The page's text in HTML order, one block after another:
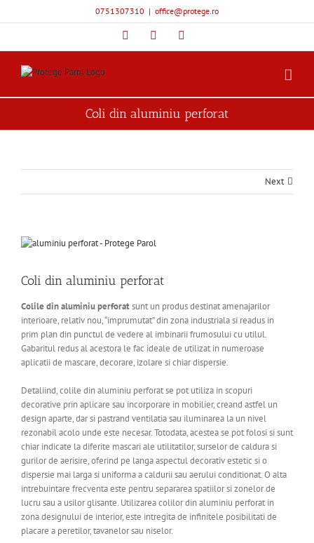
to
0751307310 | office@protege.ro
FacebookYouTube
Coli din aluminiu perforat
Next
View
Coli din aluminiu perforat
Colile din aluminiu perforatsunt un produs destinat amenajarilor
interioare, relativ nou, “imprumutat” din zona industriala si readus in
prim plan din punctul de vedere al imbinarii frumosului cu utilul.
Gabaritul redus al acestora le fac ideale de utilizat in numeroase
aplicatii de mascare, decorare, izolare si chiar dispersie.
Detaliind, colile din aluminiu perforat se pot utiliza in scopuri
decorative prin aplicare sau incorporare in mobilier, creand astfel un
design aparte, dar si pastrand ventilatia sau iluminarea la un nivel
rezonabil acolo unde este necesar. Totodata, acestea se pot folosi si sunt
chiar indicate la diferite mascari ale utilitatilor, surselor de caldura si
gurilor de aerisire, oferind pe langa aspectul decorativ estetic si o
dispersie mai larga si uniforma a caldurii sau aerului conditionat. O alta
intrebuintare frecventa este pentru separarea spatiilor si zonelor de
lucru sau a usilor glisante. Utilizarea colilor din aluminiu perforat in
zona designului de interior, este intregita de infinitele posibilitati de
placare a peretilor, tavanelor sau niselor.